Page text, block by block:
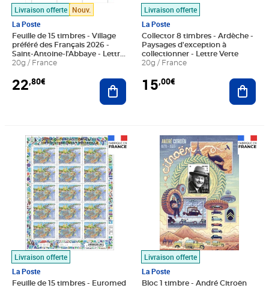
Livraison offerte Nouv.
La Poste
Feuille de 15 timbres - Village
préféré des Français 2026 -
Saint-Antoine-l'Abbaye - Lettre
Verte
20g / France
22,80€ Ajouter au panier
Livraison offerte
La Poste
Collector 8 timbres - Ardèche -
Paysages d'exception à
collectionner - Lettre Verte
20g / France
15,00€
Livraison offerte
La Poste
Feuille de 15 timbres - Euromed
Prix 33,75€
Livraison offerte
La Poste
Bloc 1 timbre - André Citroën
Prix 2,25€